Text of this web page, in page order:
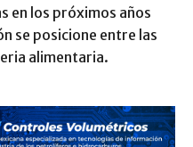
en los próximos años
se posicione entre las
alimentaria.